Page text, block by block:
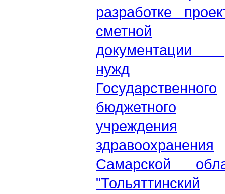
разработке
сметной
документации
нужд
Государственного
бюджетного
учреждения
здравоохранения
Самарской
"Тольяттинский